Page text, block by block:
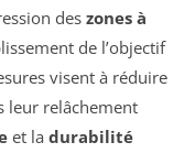
des zones à
de l’objectif
visent à réduire
leur relâchement
et la durabilité